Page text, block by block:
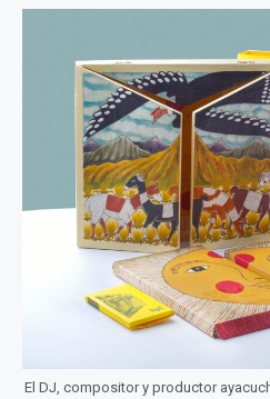
El DJ, compositor y productor